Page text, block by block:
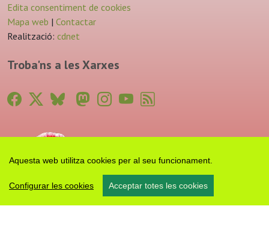
Aquesta web utilitza cookies per al seu funcionament.
Configurar les cookies Acceptar totes les cookies
Edita consentiment de cookies
Mapa web | Contactar
Realització: cdnet
Troba'ns a les Xarxes